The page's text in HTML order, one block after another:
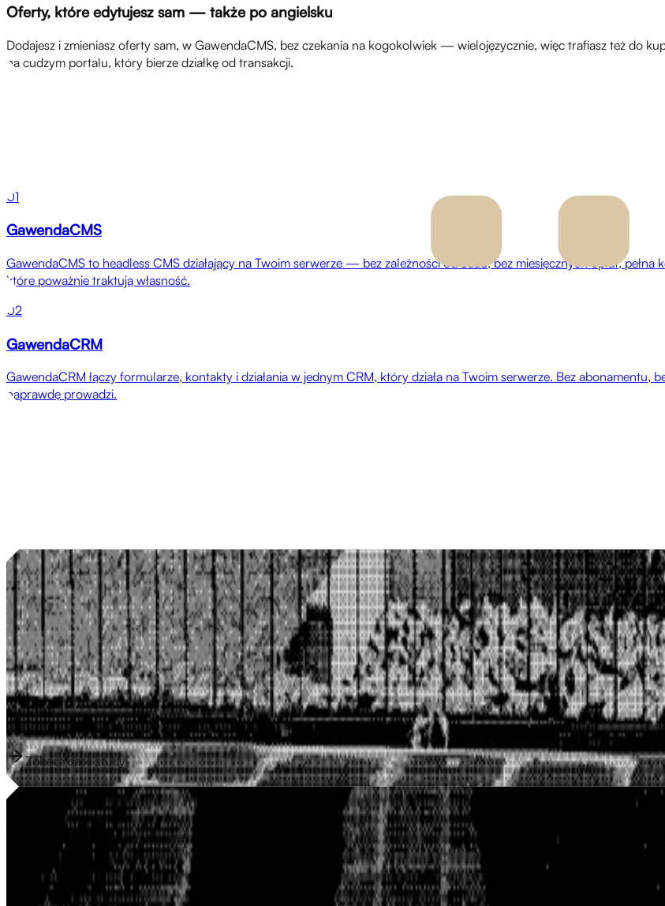
Oferty, które edytujesz sam — także po angielsku
Dodajesz i zmieniasz oferty sam, w GawendaCMS, bez czekania na kogokolwiek — wielojęzycznie, więc trafiasz też do
na cudzym portalu, który bierze działkę od transakcji.
01
GawendaCMS
GawendaCMS to headless CMS działający na Twoim serwerze — bez zależności od SaaS, bez miesięcznych opłat,
które poważnie traktują własność.
02
GawendaCRM
GawendaCRM łączy formularze, kontakty i działania w jednym CRM, który działa na Twoim serwerze. Bez
naprawdę prowadzi.
Lepsze pozycje, więcej przychodów, mniej problemów, pełna kontrola.
Arda Media to agencja social media z Kolonii, która wspiera firmy w tworzeniu i realizacji strategii social media. Mimo
jakiejkolwiek profesjonalnej infrastruktury cyfrowej: brak strony internetowej, brak spójnej tożsamości marki, brak
wyszukiwarki. Gawenda Studio zbudowało Arda Media kompletną platformę cyfrową od zera — w tym indywidualnie
własnym contencie zamiast na nadziei.
20stronPodstrony SEO w 10 minut
9 186Wyświetlenia w Google
Zobacz case study
Zobacz case study
Jak Domanh SFX w 3 dni zyskał gotowe do produkcji portfolio online
Tom Domanh to artysta SFX dla produkcji jak HandOfBlood, RocketBeansTV i Olivia Jones — w sieci nie było jednak po